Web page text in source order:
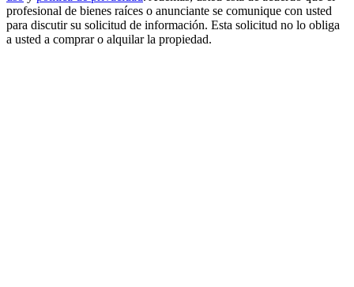
profesional de bienes raíces o anunciante se comunique con usted
para discutir su solicitud de información. Esta solicitud no lo obliga
a usted a comprar o alquilar la propiedad.